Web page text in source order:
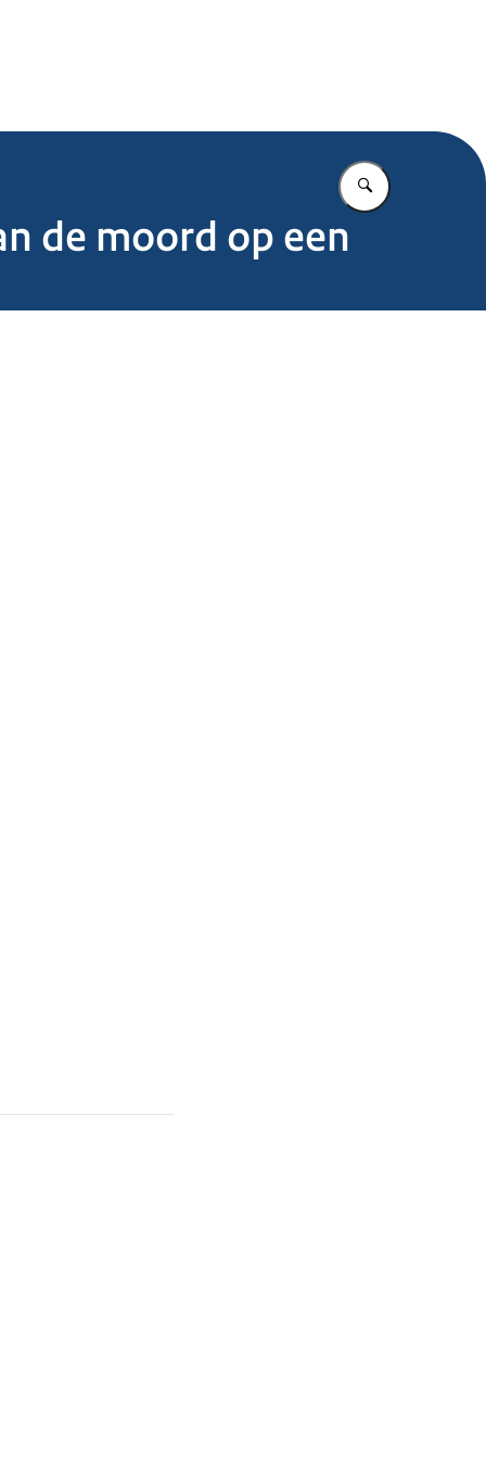
Vul in wat u
de moord op een